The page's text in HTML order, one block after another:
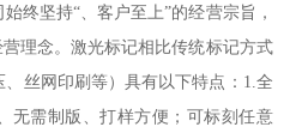
终坚持“、客户至上”的经营宗旨，
理念。激光标记相比传统标记方式
、丝网印刷等）具有以下特点：1.全
无需制版、打样方便；可标刻任意